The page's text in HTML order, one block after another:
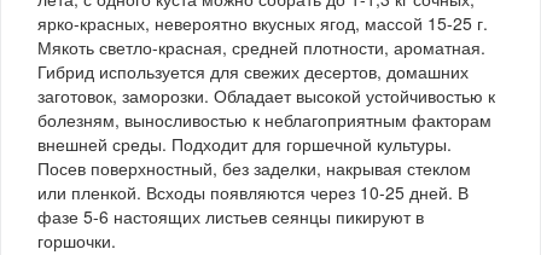
ярко-красных, невероятно вкусных ягод, массой 15-25 г.
Мякоть светло-красная, средней плотности, ароматная.
Гибрид используется для свежих десертов, домашних
заготовок, заморозки. Обладает высокой устойчивостью к
болезням, выносливостью к неблагоприятным факторам
внешней среды. Подходит для горшечной культуры.
Посев поверхностный, без заделки, накрывая стеклом
или пленкой. Всходы появляются через 10-25 дней. В
фазе 5-6 настоящих листьев сеянцы пикируют в
горшочки.